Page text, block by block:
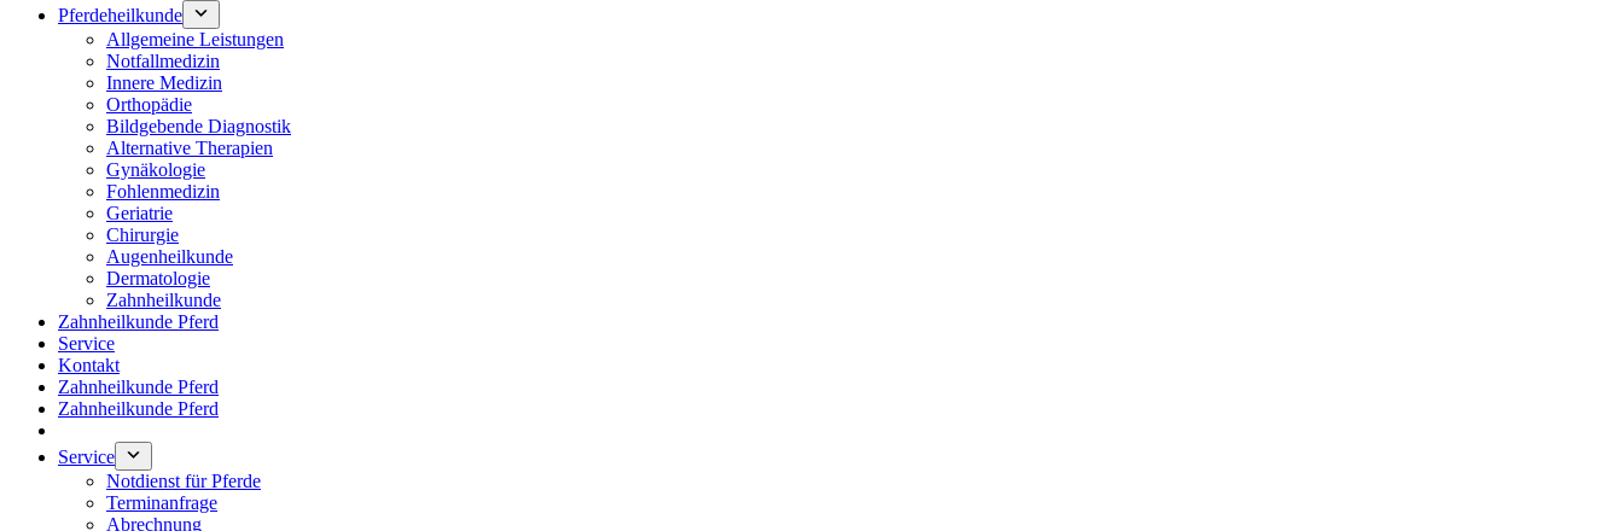
Pferdeheilkunde
Allgemeine Leistungen
Notfallmedizin
Innere Medizin
Orthopädie
Bildgebende Diagnostik
Alternative Therapien
Gynäkologie
Fohlenmedizin
Geriatrie
Chirurgie
Augenheilkunde
Dermatologie
Zahnheilkunde
Zahnheilkunde Pferd
Service
Kontakt
Zahnheilkunde Pferd
Zahnheilkunde Pferd
Service
Notdienst für Pferde
Terminanfrage
Abrechnung